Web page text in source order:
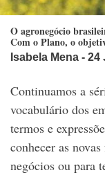
O agronegócio
Com o Plano, o
Isabela Mena - 24
Continuamos a
vocabulário dos
termos e
conhecer as
negócios ou para